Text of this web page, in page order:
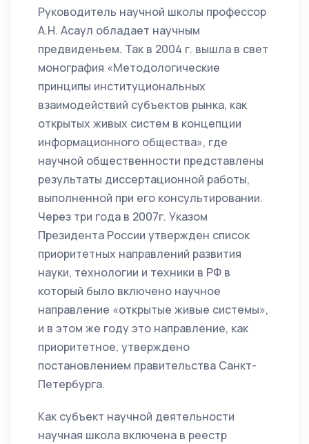
Руководитель научной школы профессор
А.Н. Асаул обладает научным
предвиденьем. Так в 2004 г. вышла в свет
монография «Методологические
принципы институциональных
взаимодействий субъектов рынка, как
открытых живых систем в концепции
информационного общества», где
научной общественности представлены
результаты диссертационной работы,
выполненной при его консультировании.
Через три года в 2007г. Указом
Президента России утвержден список
приоритетных направлений развития
науки, технологии и техники в РФ в
который было включено научное
направление «открытые живые системы»,
и в этом же году это направление, как
приоритетное, утверждено
постановлением правительства Санкт-
Петербурга.
Как субъект научной деятельности
научная школа включена в реестр